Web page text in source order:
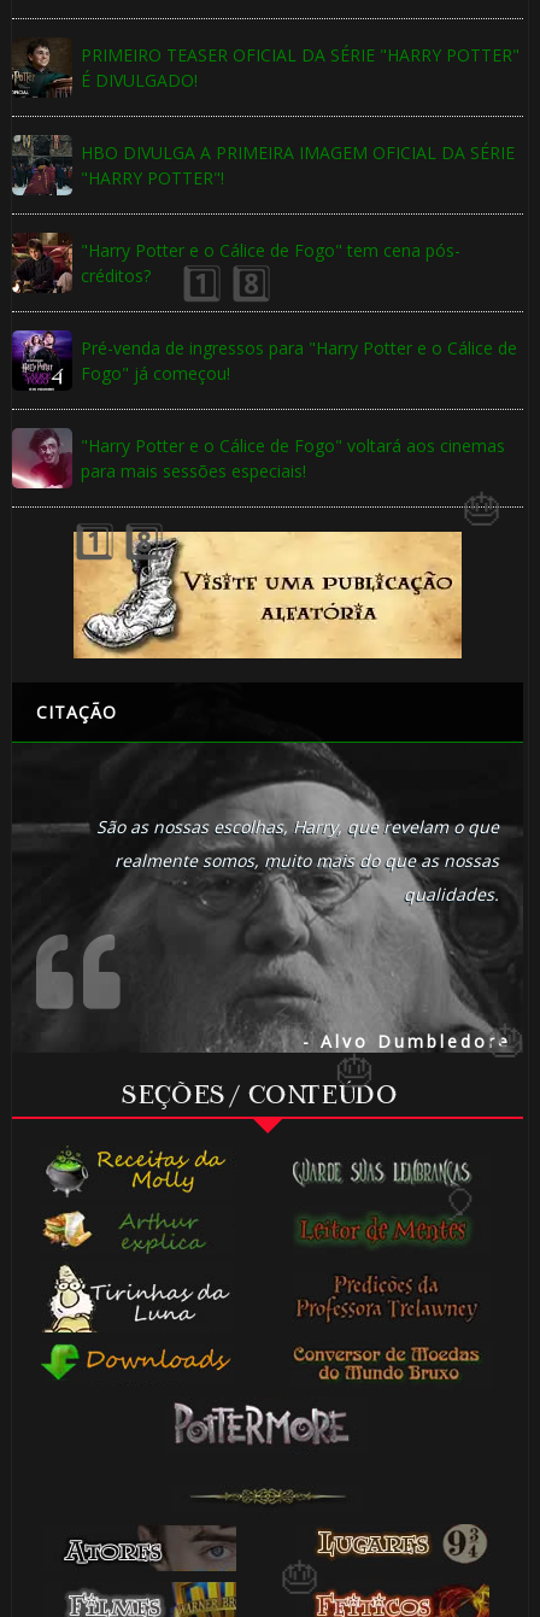
PRIMEIRO TEASER OFICIAL DA SÉRIE "HARRY POTTER"
É DIVULGADO!
HBO DIVULGA A PRIMEIRA IMAGEM OFICIAL DA SÉRIE
"HARRY POTTER"!
"Harry Potter e o Cálice de Fogo" tem cena pós-
créditos?
Pré-venda de ingressos para "Harry Potter e o Cálice de
Fogo" já começou!
"Harry Potter e o Cálice de Fogo" voltará aos cinemas
para mais sessões especiais!
CITAÇÃO
São as nossas escolhas, Harry, que revelam o que
realmente somos, muito mais do que as nossas
qualidades.
- Alvo Dumbledore
SEÇÕES / CONTEÚDO
🎂
⚡
🎂
⚡
🎂